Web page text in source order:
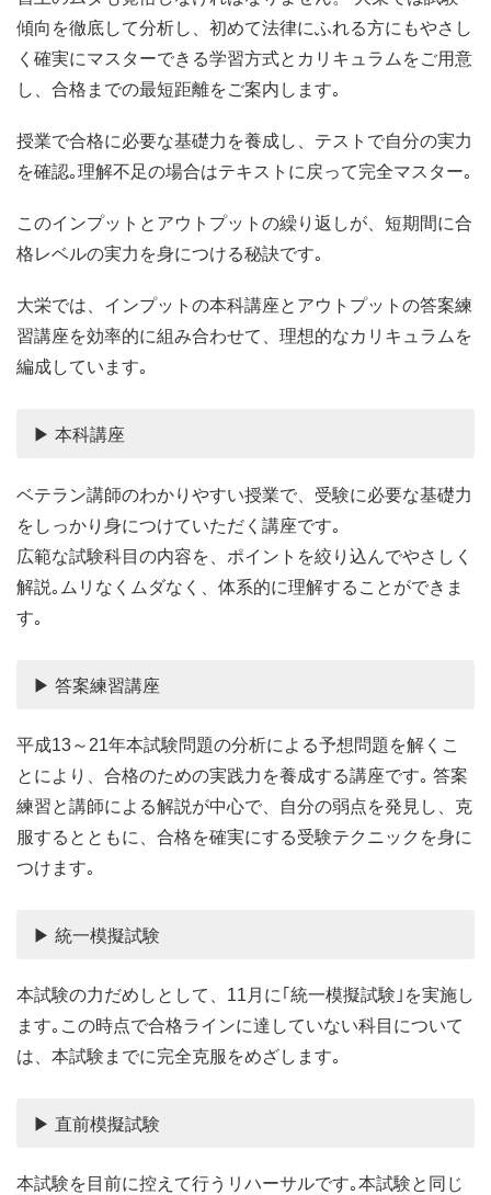
傾向を徹底して分析し、初めて法律にふれる方にもやさし
く確実にマスターできる学習方式とカリキュラムをご用意
し、合格までの最短距離をご案内します｡
授業で合格に必要な基礎力を養成し、テストで自分の実力
を確認｡理解不足の場合はテキストに戻って完全マスター｡
このインプットとアウトプットの繰り返しが、短期間に合
格レベルの実力を身につける秘訣です｡
大栄では、インプットの本科講座とアウトプットの答案練
習講座を効率的に組み合わせて、理想的なカリキュラムを
編成しています｡
▶ 本科講座
ベテラン講師のわかりやすい授業で、受験に必要な基礎力
をしっかり身につけていただく講座です｡
広範な試験科目の内容を、ポイントを絞り込んでやさしく
解説｡ムリなくムダなく、体系的に理解することができま
す｡
▶ 答案練習講座
平成13～21年本試験問題の分析による予想問題を解くこ
とにより、合格のための実践力を養成する講座です｡ 答案
練習と講師による解説が中心で、自分の弱点を発見し、克
服するとともに、合格を確実にする受験テクニックを身に
つけます｡
▶ 統一模擬試験
本試験の力だめしとして、11月に｢統一模擬試験｣を実施し
ます｡この時点で合格ラインに達していない科目について
は、本試験までに完全克服をめざします｡
▶ 直前模擬試験
本試験を目前に控えて行うリハーサルです｡本試験と同じ